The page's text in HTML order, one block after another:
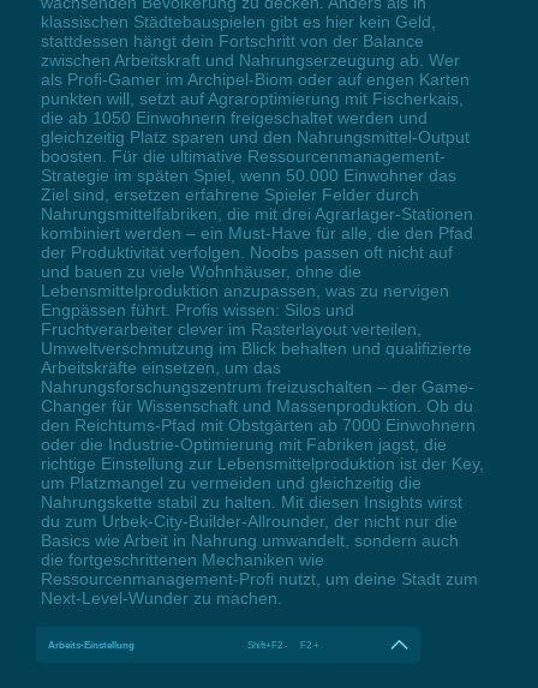
klassischen Städtebauspielen gibt es hier kein Geld,
stattdessen hängt dein Fortschritt von der Balance
zwischen Arbeitskraft und Nahrungserzeugung ab. Wer
als Profi-Gamer im Archipel-Biom oder auf engen Karten
punkten will, setzt auf Agraroptimierung mit Fischerkais,
die ab 1050 Einwohnern freigeschaltet werden und
gleichzeitig Platz sparen und den Nahrungsmittel-Output
boosten. Für die ultimative Ressourcenmanagement-
Strategie im späten Spiel, wenn 50.000 Einwohner das
Ziel sind, ersetzen erfahrene Spieler Felder durch
Nahrungsmittelfabriken, die mit drei Agrarlager-Stationen
kombiniert werden – ein Must-Have für alle, die den Pfad
der Produktivität verfolgen. Noobs passen oft nicht auf
und bauen zu viele Wohnhäuser, ohne die
Lebensmittelproduktion anzupassen, was zu nervigen
Engpässen führt. Profis wissen: Silos und
Fruchtverarbeiter clever im Rasterlayout verteilen,
Umweltverschmutzung im Blick behalten und qualifizierte
Arbeitskräfte einsetzen, um das
Nahrungsforschungszentrum freizuschalten – der Game-
Changer für Wissenschaft und Massenproduktion. Ob du
den Reichtums-Pfad mit Obstgärten ab 7000 Einwohnern
oder die Industrie-Optimierung mit Fabriken jagst, die
richtige Einstellung zur Lebensmittelproduktion ist der Key,
um Platzmangel zu vermeiden und gleichzeitig die
Nahrungskette stabil zu halten. Mit diesen Insights wirst
du zum Urbek-City-Builder-Allrounder, der nicht nur die
Basics wie Arbeit in Nahrung umwandelt, sondern auch
die fortgeschrittenen Mechaniken wie
Ressourcenmanagement-Profi nutzt, um deine Stadt zum
Next-Level-Wunder zu machen.
Arbeits-Einstellung Shift+F2 - F2 +